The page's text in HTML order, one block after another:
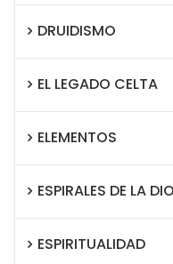
DRUIDISMO
EL LEGADO CELTA
ELEMENTOS
ESPIRALES DE LA
ESPIRITUALIDAD